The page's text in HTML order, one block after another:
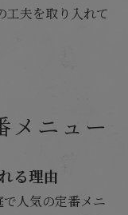
工夫を取り入れて
メニュー
る理由
人気の定番メニ